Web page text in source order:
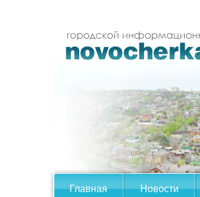
Главная Новости